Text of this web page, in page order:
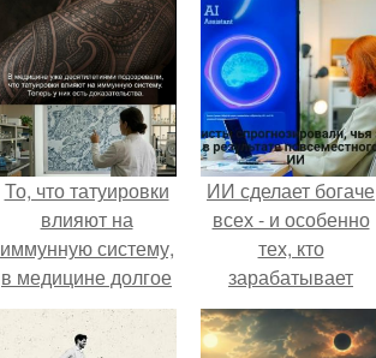
То, что татуировки
влияют на
иммунную систему,
в медицине долгое
время
рассматривалось
ИИ сделает богаче
всех - и особенно
тех, кто
зарабатывает
меньше всего.